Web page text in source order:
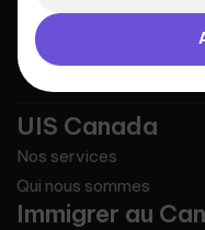
UIS Canada
Nos services
Qui nous sommes
Immigrer au